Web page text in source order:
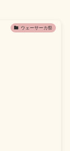
ウェーサーカ祭